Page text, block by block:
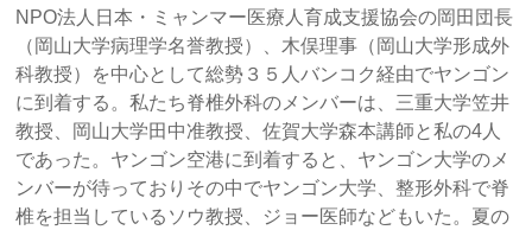
NPO法人日本・ミャンマー医療人育成支援協会の岡田団長
（岡山大学病理学名誉教授）、木俣理事（岡山大学形成外
科教授）を中心として総勢３５人バンコク経由でヤンゴン
に到着する。私たち脊椎外科のメンバーは、三重大学笠井
教授、岡山大学田中准教授、佐賀大学森本講師と私の4人
であった。ヤンゴン空港に到着すると、ヤンゴン大学のメ
ンバーが待っておりその中でヤンゴン大学、整形外科で脊
椎を担当しているソウ教授、ジョー医師などもいた。夏の